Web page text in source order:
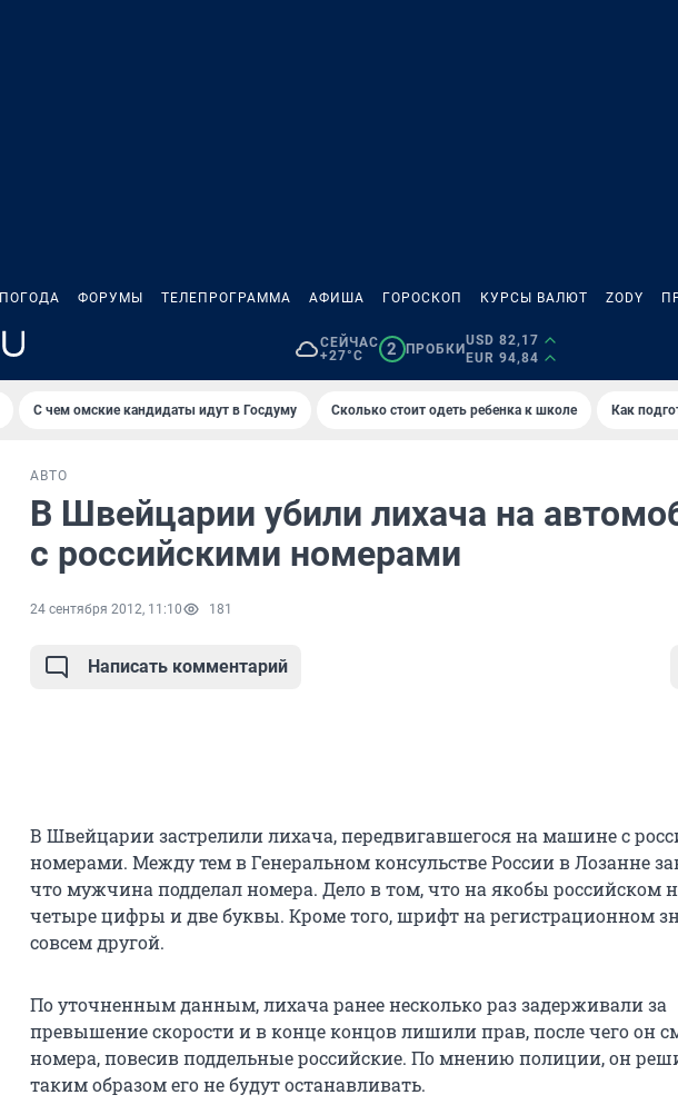
ПОГОДА ФОРУМЫ ТЕЛЕПРОГРАММА АФИША ГОРОСКОП КУРСЫ ВАЛЮТ ZODY
СЕЙЧАС
+27°C
2 ПРОБКИ
USD 82,17
EUR 94,84
С чем омские кандидаты идут в Госдуму Сколько стоит одеть ребенка к школе Как
АВТО
В Швейцарии убили лихача на
с российскими номерами
24 сентября 2012, 11:10 181
Написать комментарий
В Швейцарии застрелили лихача, передвигавшегося на машине с
номерами. Между тем в Генеральном консульстве России в Лозанне
что мужчина подделал номера. Дело в том, что на якобы российском
четыре цифры и две буквы. Кроме того, шрифт на регистрационном
совсем другой.
По уточненным данным, лихача ранее несколько раз задерживали за
превышение скорости и в конце концов лишили прав, после чего он
номера, повесив поддельные российские. По мнению полиции, он
таким образом его не будут останавливать.